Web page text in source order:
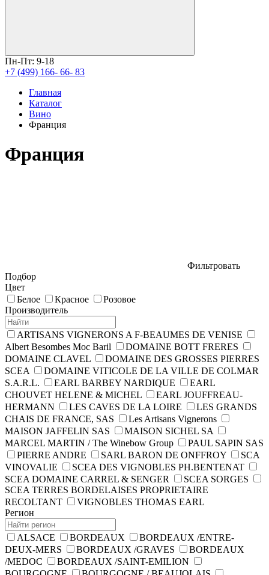
Пн-Пт: 9-18
+7 (499) 166- 66- 83
Главная
Каталог
Вино
Франция
Франция
Фильтровать
Подбор
Цвет
Белое
Красное
Розовое
Производитель
ARTISANS VIGNERONS A F-BEAUMES DE VENISE
Albert Besombes Moc Baril
DOMAINE BOTT FRERES
DOMAINE CLAVEL
DOMAINE DES GROSSES PIERRES
SCEA
DOMAINE VITICOLE DE LA VILLE DE COLMAR
S.A.R.L.
EARL BARBEY NARDIQUE
EARL
CHOUVET HELENE & MICHEL
EARL JOUFFREAU-
HERMANN
LES CAVES DE LA LOIRE
LES GRANDS
CHAIS DE FRANCE, SAS
Les Artisans Vignerons
MAISON JAFFELIN SAS
MAISON SICHEL SA
MARCEL MARTIN / The Winebow Group
PAUL SAPIN SAS
PIERRE ANDRE
SARL BARON DE ONFFROY
SCA
VINOVALIE
SCEA DES VIGNOBLES PH.BENTENAT
SCEA DOMAINE CARREL & SENGER
SCEA SORGES
SCEA TERRES BORDELAISES PROPRIETAIRE
RECOLTANT
VIGNOBLES THOMAS EARL
Регион
ALSACE BORDEAUX
BORDEAUX /ENTRE-
DEUX-MERS
BORDEAUX /GRAVES
BORDEAUX
/MEDOC
BORDEAUX /SAINT-EMILION